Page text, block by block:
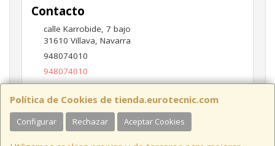
Política de Cookies de tienda.eurotecnic.com
Configurar Rechazar Aceptar Cookies
Contacto
calle Karrobide, 7 bajo
31610 Villava, Navarra
948074010
948074010
ventas@eurotecnic.com
Horario